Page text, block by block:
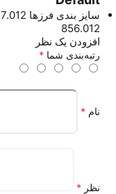
سایز بندی فرزها
856.012
افزودن یک نظر
رتبه‌بندی شما *
نام *
نظر *